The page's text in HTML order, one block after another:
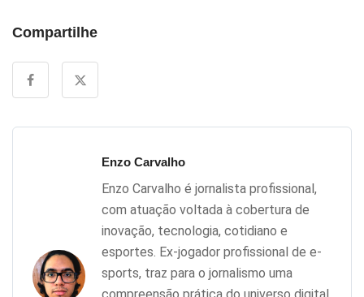
Compartilhe
Enzo Carvalho
Enzo Carvalho é jornalista profissional,
com atuação voltada à cobertura de
inovação, tecnologia, cotidiano e
esportes. Ex-jogador profissional de e-
sports, traz para o jornalismo uma
compreensão prática do universo digital,